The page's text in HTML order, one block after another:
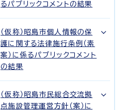
るパブリックコメントの結果
（仮称）昭島市個人情報の保
護に関する法律施行条例（素
案）に係るパブリックコメント
の結果
（仮称）昭島市民総合交流拠
点施設管理運営方針（案）に